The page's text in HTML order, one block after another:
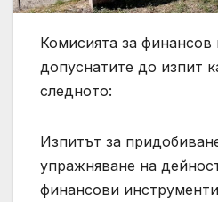
Комисията за
допуснатите до изпит
следното:
Изпитът за
упражняване на
финансови